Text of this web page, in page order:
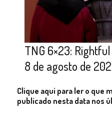
TNG 6×23:
8 de agosto de
Clique aqui para ler o que
publicado nesta data nos